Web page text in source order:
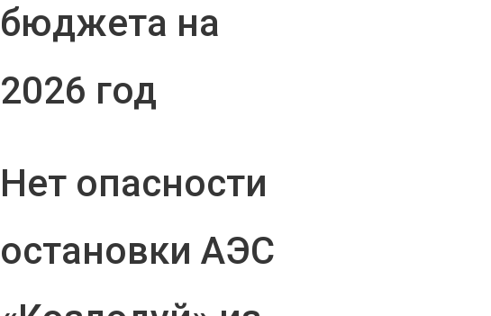
бюджета на
2026 год
Нет опасности
остановки АЭС